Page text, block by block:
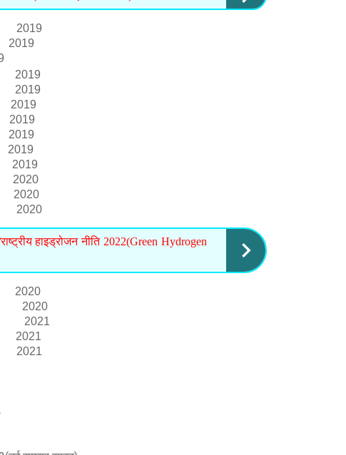
2019
2019
2019
2020
2020
हाइड्रोजन नीति 2022(Green Hydrogen
2020
2021
2021
2021